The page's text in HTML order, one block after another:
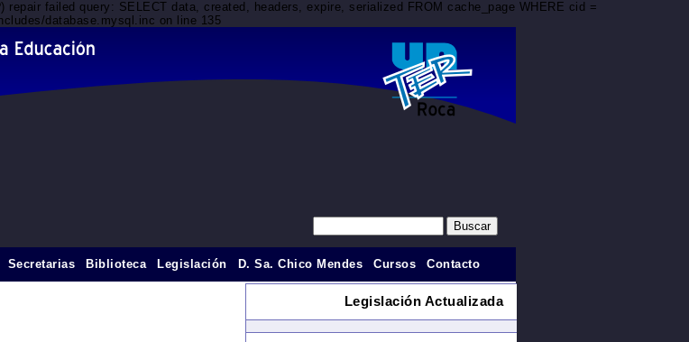
failed query: SELECT data, created, headers, expire, serialized FROM cache_page WHERE cid =
database.mysql.inc on line 135
Secretarias Biblioteca Legislación D. Sa. Chico Mendes Cursos Contacto
Legislación Actualizada